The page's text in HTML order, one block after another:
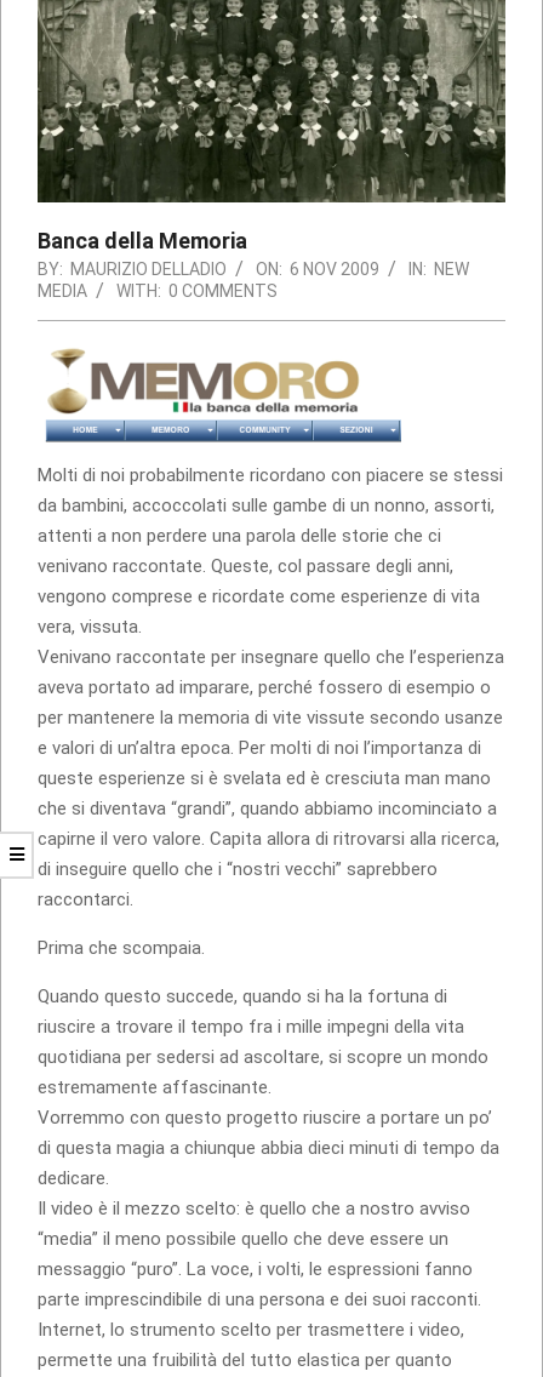
Banca della Memoria
BY: MAURIZIO DELLADIO ON: 6 NOV 2009 IN: NEW
MEDIA
WITH: 0 COMMENTS
Molti di noi probabilmente ricordano con piacere se stessi
da bambini, accoccolati sulle gambe di un nonno, assorti,
attenti a non perdere una parola delle storie che ci
venivano raccontate. Queste, col passare degli anni,
vengono comprese e ricordate come esperienze di vita
vera, vissuta.
Venivano raccontate per insegnare quello che l’esperienza
aveva portato ad imparare, perché fossero di esempio o
per mantenere la memoria di vite vissute secondo usanze
e valori di un’altra epoca. Per molti di noi l’importanza di
queste esperienze si è svelata ed è cresciuta man mano
che si diventava “grandi”, quando abbiamo incominciato a
capirne il vero valore. Capita allora di ritrovarsi alla ricerca,
di inseguire quello che i “nostri vecchi” saprebbero
raccontarci.
Prima che scompaia.
Quando questo succede, quando si ha la fortuna di
riuscire a trovare il tempo fra i mille impegni della vita
quotidiana per sedersi ad ascoltare, si scopre un mondo
estremamente affascinante.
Vorremmo con questo progetto riuscire a portare un po’
di questa magia a chiunque abbia dieci minuti di tempo da
dedicare.
Il video è il mezzo scelto: è quello che a nostro avviso
“media” il meno possibile quello che deve essere un
messaggio “puro”. La voce, i volti, le espressioni fanno
parte imprescindibile di una persona e dei suoi racconti.
Internet, lo strumento scelto per trasmettere i video,
permette una fruibilità del tutto elastica per quanto